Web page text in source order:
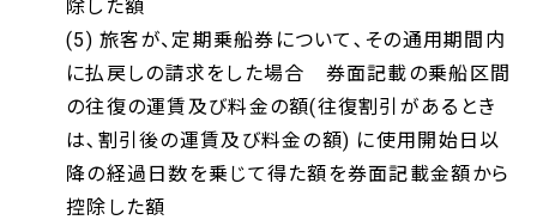
除した額
(5) 旅客が、定期乗船券について､その通用期間内
に払戻しの請求をした場合 券面記載の乗船区間
の往復の運賃及び料金の額(往復割引があるとき
は､割引後の運賃及び料金の額) に使用開始日以
降の経過日数を乗じて得た額を券面記載金額から
控除した額